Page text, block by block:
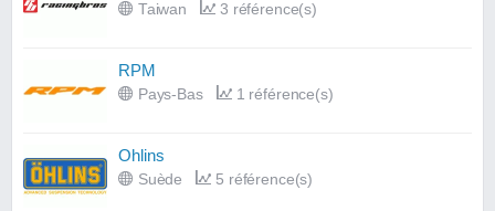
Taiwan 3 référence(s)
RPM
Pays-Bas 1 référence(s)
Ohlins
Suède 5 référence(s)